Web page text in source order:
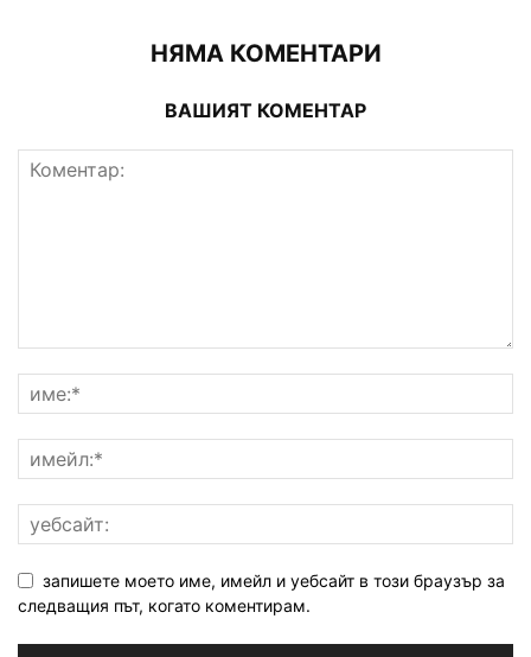
НЯМА КОМЕНТАРИ
ВАШИЯТ КОМЕНТАР
запишете моето име, имейл и уебсайт в този браузър за
следващия път, когато коментирам.